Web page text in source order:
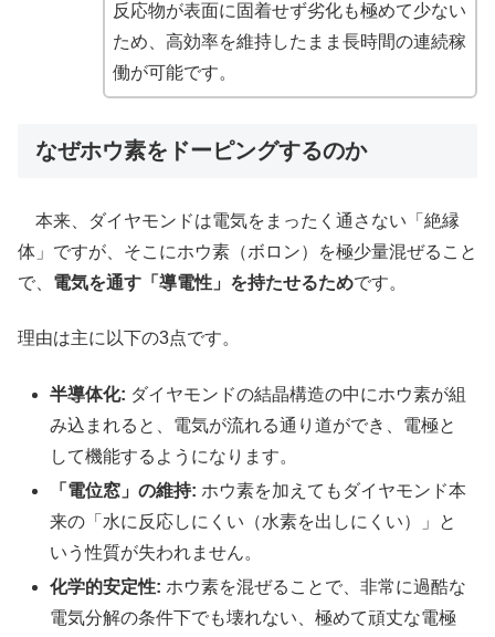
反応物が表面に固着せず劣化も極めて少ない
ため、高効率を維持したまま長時間の連続稼
働が可能です。
なぜホウ素をドーピングするのか
本来、ダイヤモンドは電気をまったく通さない「絶縁
体」ですが、そこにホウ素（ボロン）を極少量混ぜること
で、 電気を通す「導電性」を持たせるためです。
理由は主に以下の3点です。
半導体化: ダイヤモンドの結晶構造の中にホウ素が組
み込まれると、電気が流れる通り道ができ、電極と
して機能するようになります。
「電位窓」の維持: ホウ素を加えてもダイヤモンド本
来の「水に反応しにくい（水素を出しにくい）」と
いう性質が失われません。
化学的安定性: ホウ素を混ぜることで、非常に過酷な
電気分解の条件下でも壊れない、極めて頑丈な電極